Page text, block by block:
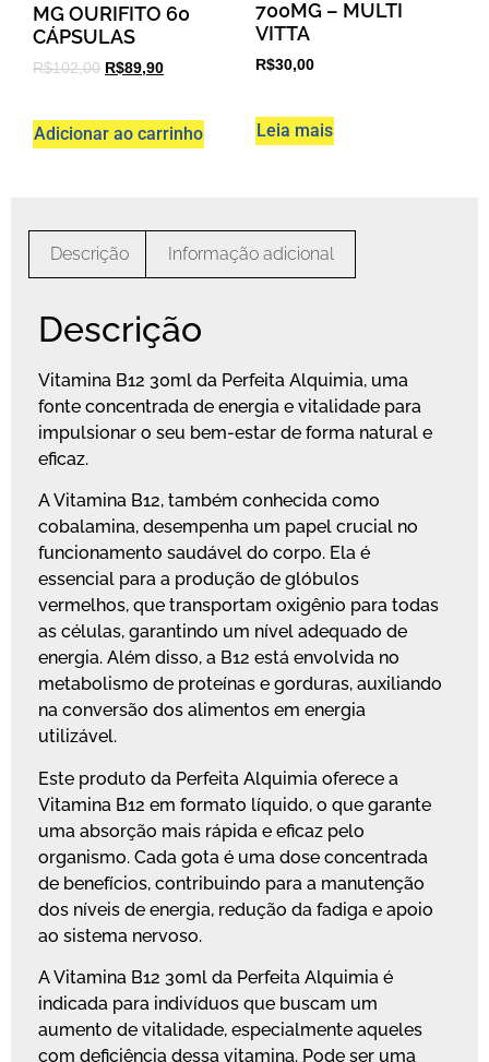
MG OURIFITO 60
CÁPSULAS
R$102,00 R$89,90
Adicionar ao carrinho
700MG – MULTI
VITTA
R$30,00
Leia mais
Descrição Informação adicional
Descrição
Vitamina B12 30ml da Perfeita Alquimia, uma
fonte concentrada de energia e vitalidade para
impulsionar o seu bem-estar de forma natural e
eficaz.
A Vitamina B12, também conhecida como
cobalamina, desempenha um papel crucial no
funcionamento saudável do corpo. Ela é
essencial para a produção de glóbulos
vermelhos, que transportam oxigênio para todas
as células, garantindo um nível adequado de
energia. Além disso, a B12 está envolvida no
metabolismo de proteínas e gorduras, auxiliando
na conversão dos alimentos em energia
utilizável.
Este produto da Perfeita Alquimia oferece a
Vitamina B12 em formato líquido, o que garante
uma absorção mais rápida e eficaz pelo
organismo. Cada gota é uma dose concentrada
de benefícios, contribuindo para a manutenção
dos níveis de energia, redução da fadiga e apoio
ao sistema nervoso.
A Vitamina B12 30ml da Perfeita Alquimia é
indicada para indivíduos que buscam um
aumento de vitalidade, especialmente aqueles
com deficiência dessa vitamina. Pode ser uma